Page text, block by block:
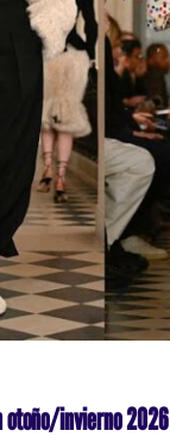
otoño/invierno 2026